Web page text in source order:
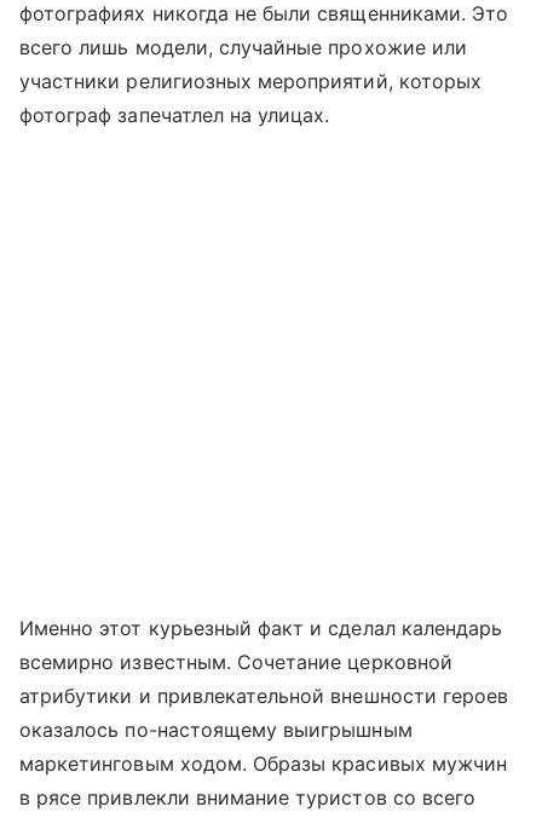
фотографиях никогда не были священниками. Это
всего лишь модели, случайные прохожие или
участники религиозных мероприятий, которых
фотограф запечатлел на улицах.
Именно этот курьезный факт и сделал календарь
всемирно известным. Сочетание церковной
атрибутики и привлекательной внешности героев
оказалось по-настоящему выигрышным
маркетинговым ходом. Образы красивых мужчин
в рясе привлекли внимание туристов со всего